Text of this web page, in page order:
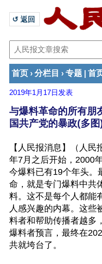
↺ 返回
首页 › 分栏目 › 专题 首
2019年1月17日 发表
与爆料革命的所有朋
国共产党的暴政(多图
【人民报消息】（人
年7月之后开始，2000
今爆料已有19个年头。
命，就是专门爆料中共
料。这不是每个人都能
人感兴趣的内幕。这些
料者和帮助传播者越多
爆料者预言，最终在
共就垮台了。